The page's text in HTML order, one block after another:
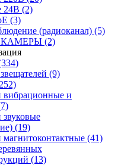
24В (2)
(3)
(радиоканал) (5)
(2)
(9)
вибрационные и
(19)
(41)
(13)